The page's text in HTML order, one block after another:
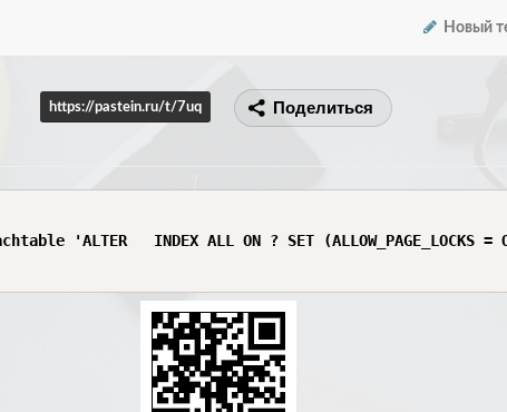
Новый
https://pastein.ru/t/7uq Поделиться
'ALTER   INDEX ALL ON ? SET (ALLOW_PAGE_LOCKS =